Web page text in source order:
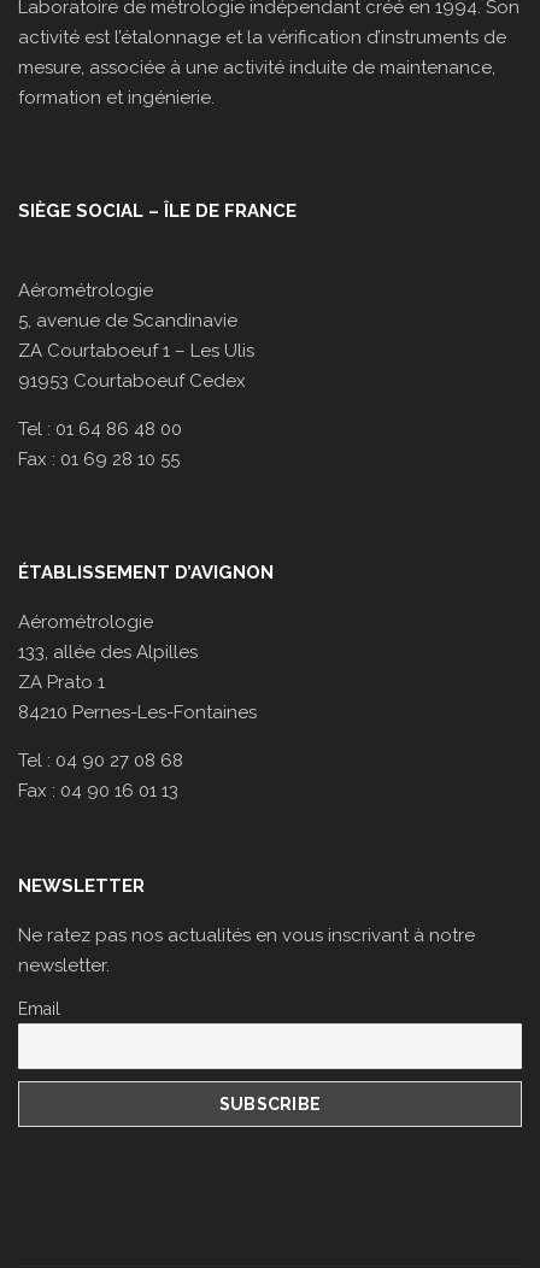
Laboratoire de métrologie indépendant créé en 1994. Son
activité est l’étalonnage et la vérification d’instruments de
mesure, associée à une activité induite de maintenance,
formation et ingénierie.
SIÈGE SOCIAL – ÎLE DE FRANCE
Aérométrologie
5, avenue de Scandinavie
ZA Courtaboeuf 1 – Les Ulis
91953 Courtaboeuf Cedex
Tel : 01 64 86 48 00
Fax : 01 69 28 10 55
ÉTABLISSEMENT D’AVIGNON
Aérométrologie
133, allée des Alpilles
ZA Prato 1
84210 Pernes-Les-Fontaines
Tel : 04 90 27 08 68
Fax : 04 90 16 01 13
NEWSLETTER
Ne ratez pas nos actualités en vous inscrivant à notre
newsletter.
Email